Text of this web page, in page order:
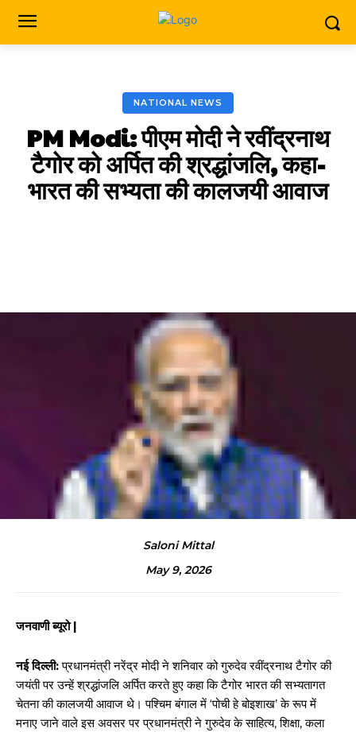
NATIONAL NEWS
PM Modi: पीएम मोदी ने रवींद्रनाथ
टैगोर को अर्पित की श्रद्धांजलि, कहा-
भारत की सभ्यता की कालजयी आवाज
Saloni Mittal
May 9, 2026
जनवाणी ब्यूरो |
नई दिल्ली:प्रधानमंत्री नरेंद्र मोदी ने शनिवार को गुरुदेव रवींद्रनाथ टैगोर की
जयंती पर उन्हें श्रद्धांजलि अर्पित करते हुए कहा कि टैगोर भारत की सभ्यतागत
चेतना की कालजयी आवाज थे। पश्चिम बंगाल में ‘पोची हे बोइशाख’ के रूप में
मनाए जाने वाले इस अवसर पर प्रधानमंत्री ने गुरुदेव के साहित्य, शिक्षा, कला